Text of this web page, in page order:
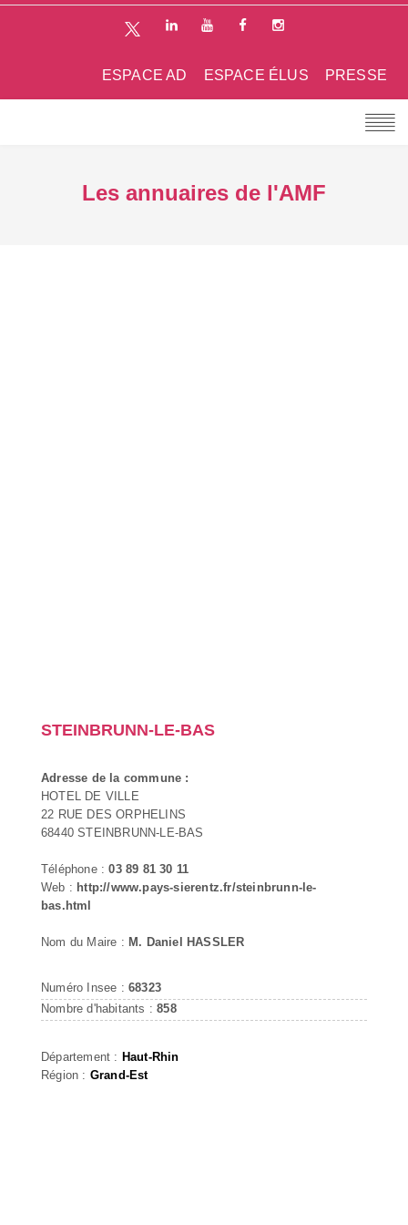
PRESSE
ESPACE ÉLUS
ESPACE AD
Les annuaires de l'AMF
STEINBRUNN-LE-BAS
Adresse de la commune :
HOTEL DE VILLE
22 RUE DES ORPHELINS
68440 STEINBRUNN-LE-BAS
Téléphone :03 89 81 30 11
Web : http://www.pays-sierentz.fr/steinbrunn-le-
bas.html
Nom du Maire : M. Daniel HASSLER
Numéro Insee : 68323
Nombre d'habitants :858
Département : Haut-Rhin
Région : Grand-Est